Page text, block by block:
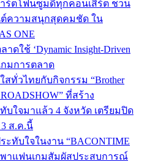
าร์ตโฟนซูมดีทุกคอนเสิร์ต ชวน
ต์ความสนุกสุดคมชัด ใน
ONE
ดใช้ ‘Dynamic Insight-Driven
กมการตลาด
ทั่วไทยกับกิจกรรม “Brother
ที่สร้าง
ใจมาแล้ว 4 จังหวัด เตรียมปิด
ส.ค.นี้
ะทับใจในงาน “BACONTIME
พาแฟนเกมสัมผัสประสบการณ์